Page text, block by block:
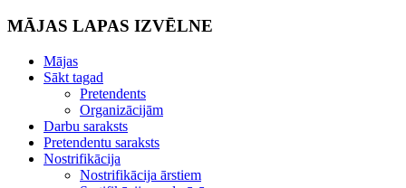
MĀJAS LAPAS IZVĒLNE
Mājas
Sākt tagad
Pretendents
Organizācijām
Darbu saraksts
Pretendentu saraksts
Nostrifikācija
Nostrifikācija ārstiem